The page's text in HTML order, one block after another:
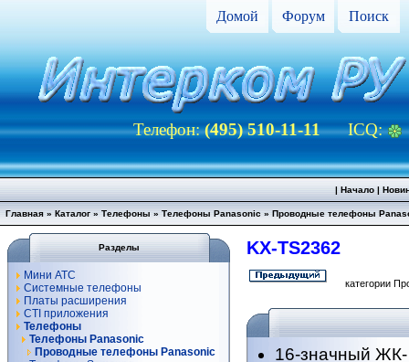
Домой Форум Поиск
Телефон:(495) 510-11-11ICQ:
| Начало|
Главная » Каталог » Телефоны » Телефоны Panasonic » Проводные телефоны
Разделы
Мини АТС
Системные телефоны
Платы расширения
CTI приложения
Телефоны
Телефоны Panasonic
Проводные телефоны Panasonic
KX-TS2362
категории
16-значный ЖК-